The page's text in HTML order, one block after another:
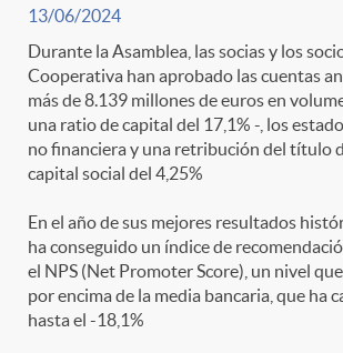
13/06/2024
Durante la Asamblea, las socias y los
Cooperativa han aprobado las cuentas
más de 8.139 millones de euros en
una ratio de capital del 17,1% -, los
no financiera y una retribución del título
capital social del 4,25%
En el año de sus mejores resultados
ha conseguido un índice de
el NPS (Net Promoter Score), un nivel
por encima de la media bancaria, que ha
hasta el -18,1%